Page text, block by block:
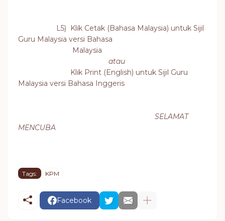
L5) Klik Cetak (Bahasa Malaysia) untuk Sijil
Guru Malaysia versi Bahasa
Malaysia
atau
Klik Print (English) untuk Sijil Guru
Malaysia versi Bahasa Inggeris
SELAMAT
MENCUBA
Tags: KPM
Facebook